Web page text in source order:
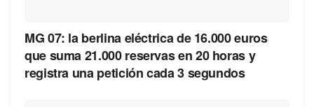
MG 07: la berlina eléctrica de 16.000 euros
que suma 21.000 reservas en 20 horas y
registra una petición cada 3 segundos